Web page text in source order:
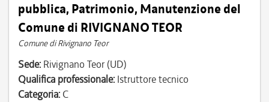
pubblica, Patrimonio, Manutenzione del
Comune di RIVIGNANO TEOR
Comune di Rivignano Teor
Sede: Rivignano Teor (UD)
Qualifica professionale: Istruttore tecnico
Categoria: C